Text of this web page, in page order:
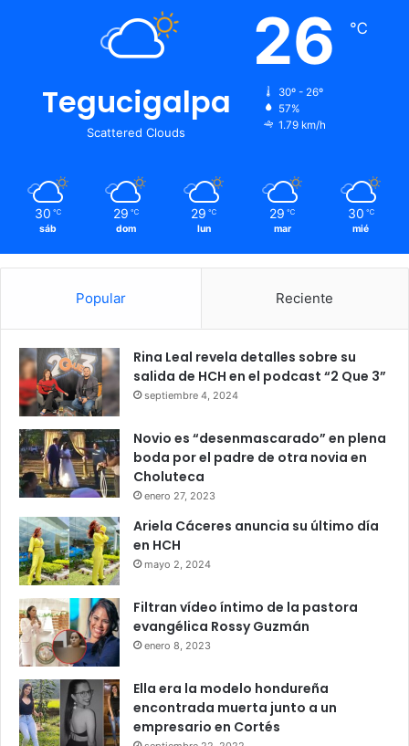
Tegucigalpa
Scattered Clouds
26 ℃
30º - 26º
57%
1.79 km/h
30 ℃
sáb
29 ℃
dom
29 ℃
lun
29 ℃
mar
30 ℃
mié
Popular Reciente
Rina Leal revela detalles sobre su
salida de HCH en el podcast “2 Que 3”
septiembre 4, 2024
Novio es “desenmascarado” en plena
boda por el padre de otra novia en
Choluteca
enero 27, 2023
Ariela Cáceres anuncia su último día
en HCH
mayo 2, 2024
Filtran vídeo íntimo de la pastora
evangélica Rossy Guzmán
enero 8, 2023
Ella era la modelo hondureña
encontrada muerta junto a un
empresario en Cortés